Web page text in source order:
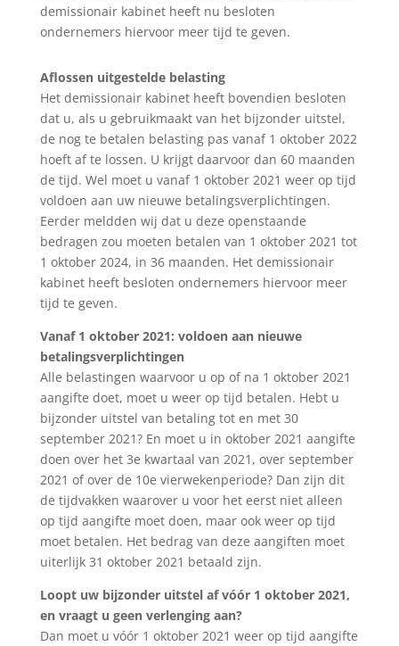
demissionair kabinet heeft nu besloten
ondernemers hiervoor meer tijd te geven.
Aflossen uitgestelde belasting
Het demissionair kabinet heeft bovendien besloten
dat u, als u gebruikmaakt van het bijzonder uitstel,
de nog te betalen belasting pas vanaf 1 oktober 2022
hoeft af te lossen. U krijgt daarvoor dan 60 maanden
de tijd. Wel moet u vanaf 1 oktober 2021 weer op tijd
voldoen aan uw nieuwe betalingsverplichtingen.
Eerder meldden wij dat u deze openstaande
bedragen zou moeten betalen van 1 oktober 2021 tot
1 oktober 2024, in 36 maanden. Het demissionair
kabinet heeft besloten ondernemers hiervoor meer
tijd te geven.
Vanaf 1 oktober 2021: voldoen aan nieuwe
betalingsverplichtingen
Alle belastingen waarvoor u op of na 1 oktober 2021
aangifte doet, moet u weer op tijd betalen. Hebt u
bijzonder uitstel van betaling tot en met 30
september 2021? En moet u in oktober 2021 aangifte
doen over het 3e kwartaal van 2021, over september
2021 of over de 10e vierwekenperiode? Dan zijn dit
de tijdvakken waarover u voor het eerst niet alleen
op tijd aangifte moet doen, maar ook weer op tijd
moet betalen. Het bedrag van deze aangiften moet
uiterlijk 31 oktober 2021 betaald zijn.
Loopt uw bijzonder uitstel af vóór 1 oktober 2021,
en vraagt u geen verlenging aan?
Dan moet u vóór 1 oktober 2021 weer op tijd aangifte